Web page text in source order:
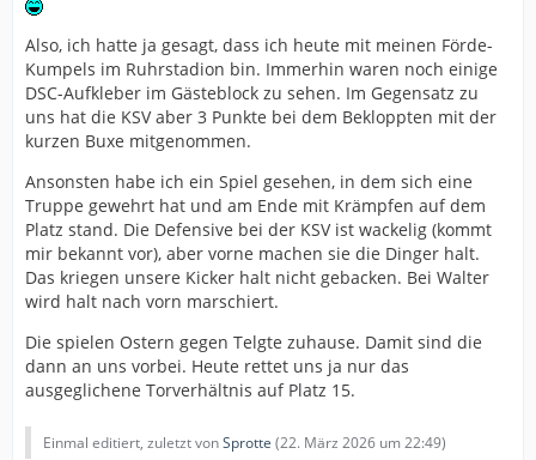
Also, ich hatte ja gesagt, dass ich heute mit meinen Förde-
Kumpels im Ruhrstadion bin. Immerhin waren noch einige
DSC-Aufkleber im Gästeblock zu sehen. Im Gegensatz zu
uns hat die KSV aber 3 Punkte bei dem Bekloppten mit der
kurzen Buxe mitgenommen.
Ansonsten habe ich ein Spiel gesehen, in dem sich eine
Truppe gewehrt hat und am Ende mit Krämpfen auf dem
Platz stand. Die Defensive bei der KSV ist wackelig (kommt
mir bekannt vor), aber vorne machen sie die Dinger halt.
Das kriegen unsere Kicker halt nicht gebacken. Bei Walter
wird halt nach vorn marschiert.
Die spielen Ostern gegen Telgte zuhause. Damit sind die
dann an uns vorbei. Heute rettet uns ja nur das
ausgeglichene Torverhältnis auf Platz 15.
Einmal editiert, zuletzt vonSprotte (22. März 2026 um 22:49)